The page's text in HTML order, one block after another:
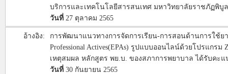
บริการและเทคโนโลยีสารสนเทศ มหาวิทยาลัยราชภัฏพิ
วันที่ 27 ตุลาคม 2565
อ้างอิง:
การพัฒนาแนวทางการจัดการเรียน-การสอนด้านการใช้ย
Professional Actives(EPAs) รูปแบบออนไลน์ด้วยโปรแก
เหตุสมผล หลักสูตร พย.บ. ของสภาการพยาบาล ได้รับคะ
วันที่ 30 กันยายน 2565